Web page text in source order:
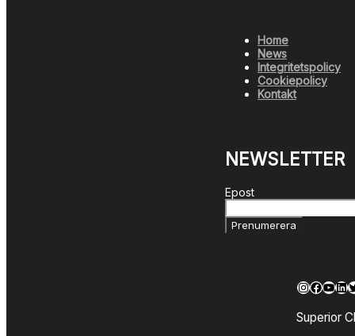
Home
News
Integritetspolicy
Cookiepolicy
Kontakt
NEWSLETTER
Epost
Prenumerera
Superior